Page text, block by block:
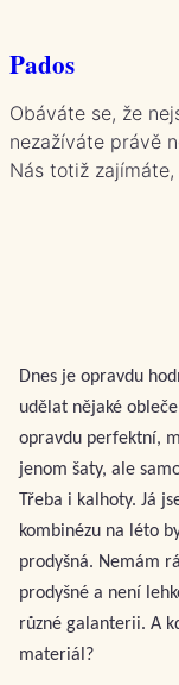
na
obsah
Pados
Obáváte se, že
nezažíváte právě
Nás totiž
Dnes je opravdu
udělat nějaké
opravdu perfektní,
jenom šaty, ale
Třeba i kalhoty. Já
kombinézu na léto
prodyšná. Nemám
prodyšné a není
různé galanterii. A
materiál?